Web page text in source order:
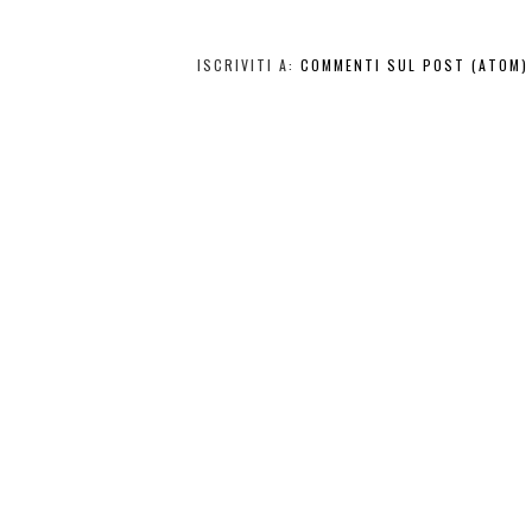
ISCRIVITI A: COMMENTI SUL POST (ATOM)